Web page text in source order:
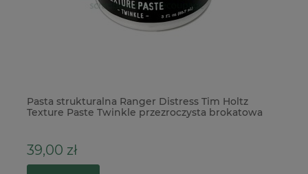
Pasta strukturalna Ranger Distress Tim Holtz
Texture Paste Twinkle przezroczysta brokatowa
39,00 zł